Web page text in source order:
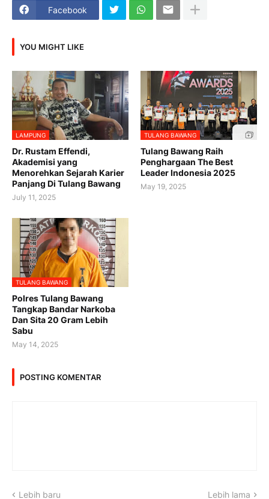
Facebook
YOU MIGHT LIKE
LAMPUNG
Dr. Rustam Effendi,
Akademisi yang
Menorehkan Sejarah Karier
Panjang Di Tulang Bawang
July 11, 2025
TULANG BAWANG
Tulang Bawang Raih
Penghargaan The Best
Leader Indonesia 2025
May 19, 2025
TULANG BAWANG
Polres Tulang Bawang
Tangkap Bandar Narkoba
Dan Sita 20 Gram Lebih
Sabu
May 14, 2025
POSTING KOMENTAR
Lebih baru Lebih lama